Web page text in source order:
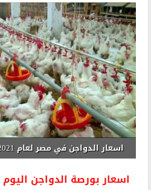
اسعار الدواجن في مصر لعام 2021
اسعار بورصة الدواجن اليوم